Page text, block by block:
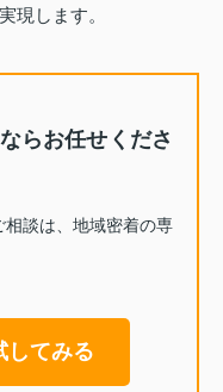
現します。
らお任せくださ
相談は、地域密着の専
してみる